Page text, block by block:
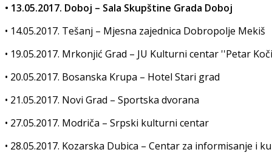
• 13.05.2017. Doboj – Sala Skupštine Grada Doboj
• 14.05.2017. Tešanj – Mjesna zajednica Dobropolje Mekiš
• 19.05.2017. Mrkonjić Grad – JU Kulturni centar ''Petar
• 20.05.2017. Bosanska Krupa – Hotel Stari grad
• 21.05.2017. Novi Grad – Sportska dvorana
• 27.05.2017. Modriča – Srpski kulturni centar
• 28.05.2017. Kozarska Dubica – Centar za informisanje i